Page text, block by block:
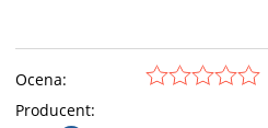
Ocena:
Producent: